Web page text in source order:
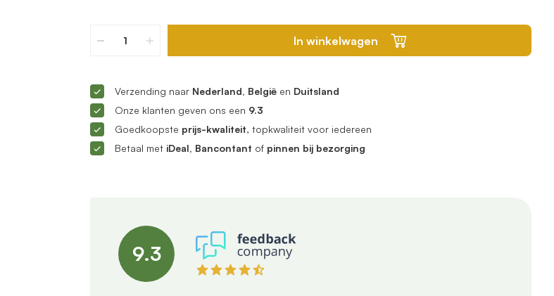
In winkelwagen
Verzending naar Nederland, België en Duitsland
Onze klanten geven ons een 9.3
Goedkoopste prijs-kwaliteit, topkwaliteit voor iedereen
Betaal met iDeal, Bancontant of pinnen bij bezorging
9.3